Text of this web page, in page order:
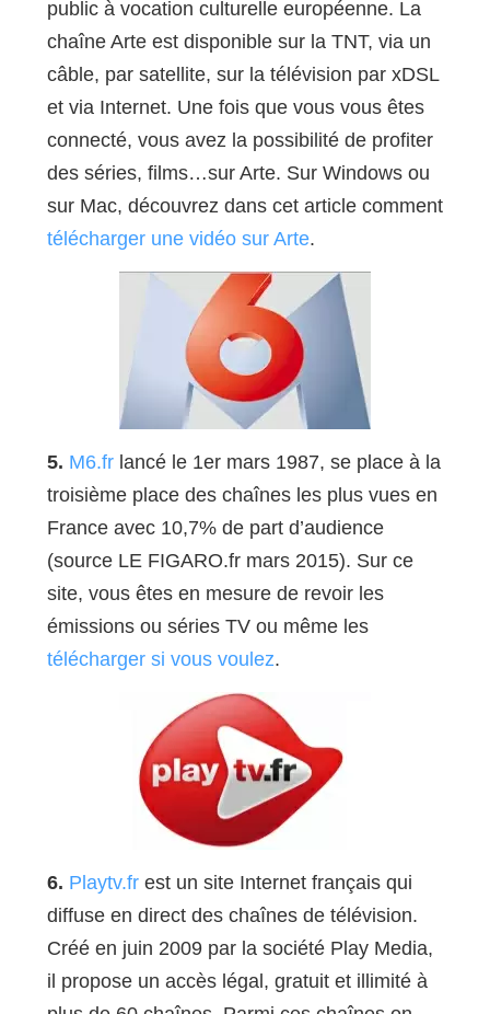
public à vocation culturelle européenne. La
chaîne Arte est disponible sur la TNT, via un
câble, par satellite, sur la télévision par xDSL
et via Internet. Une fois que vous vous êtes
connecté, vous avez la possibilité de profiter
des séries, films…sur Arte. Sur Windows ou
sur Mac, découvrez dans cet article comment
télécharger une vidéo sur Arte.
5. M6.frlancé le 1er mars 1987, se place à la
troisième place des chaînes les plus vues en
France avec 10,7% de part d’audience
(source LE FIGARO.fr mars 2015). Sur ce
site, vous êtes en mesure de revoir les
émissions ou séries TV ou même les
télécharger si vous voulez.
6. Playtv.frest un site Internet français qui
diffuse en direct des chaînes de télévision.
Créé en juin 2009 par la société Play Media,
il propose un accès légal, gratuit et illimité à